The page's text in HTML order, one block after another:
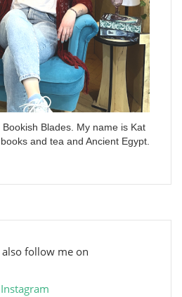
Blades. My name is Kat
and tea and Ancient Egypt.
also follow me on
Instagram